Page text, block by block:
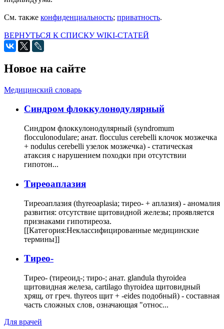
Cм. также конфиденциальность; приватность.
ВЕРНУТЬСЯ К СПИСКУ WIKI-СТАТЕЙ
Новое на сайте
Медицинский словарь
Cиндром флоккулонодулярный
Синдром флоккулонодулярный (syndromum
flocculonodulare; анат. flocculus cerebelli клочок мозжечка
+ nodulus cerebelli узелок мозжечка) - статическая
атаксия с нарушением походки при отсутствии
гипотон...
Тиреоаплазия
Тиреоаплазия (thyreoaplasia; тирео- + аплазия) - аномалия
развития: отсутствие щитовидной железы; проявляется
признаками гипотиреоза.
[[Категория:Неклассифицированные медицинские
термины]]
Тирео-
Тирео- (тиреоид-; тиро-; анат. glandula thyroidea
щитовидная железа, cartilago thyroidea щитовидный
хрящ, от греч. thyreos щит + -eides подобный) - составная
часть сложных слов, означающая "относ...
Для врачей